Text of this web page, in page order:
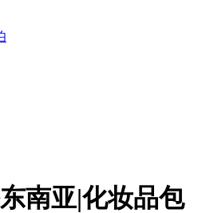
南亚|化妆品包